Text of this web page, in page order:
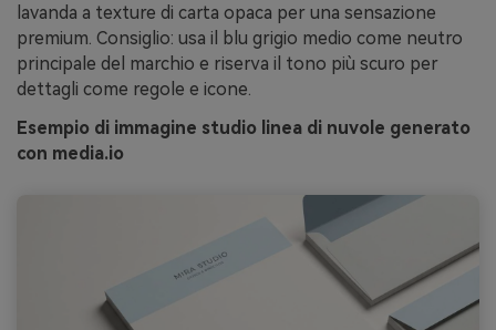
lavanda a texture di carta opaca per una sensazione
premium. Consiglio: usa il blu grigio medio come neutro
principale del marchio e riserva il tono più scuro per
dettagli come regole e icone.
Esempio di immagine studio linea di nuvole generato
con media.io